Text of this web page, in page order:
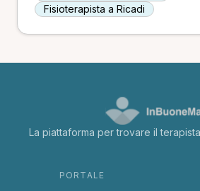
Fisioterapista a Ricadi
La piattaforma per trovare il
PORTALE